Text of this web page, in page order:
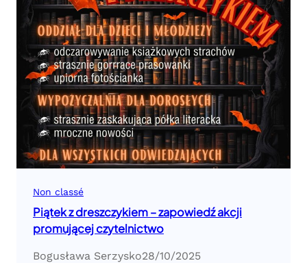
Non classé
Piątek z dreszczykiem – zapowiedź akcji
promującej czytelnictwo
Bogusława Serzysko28/10/2025